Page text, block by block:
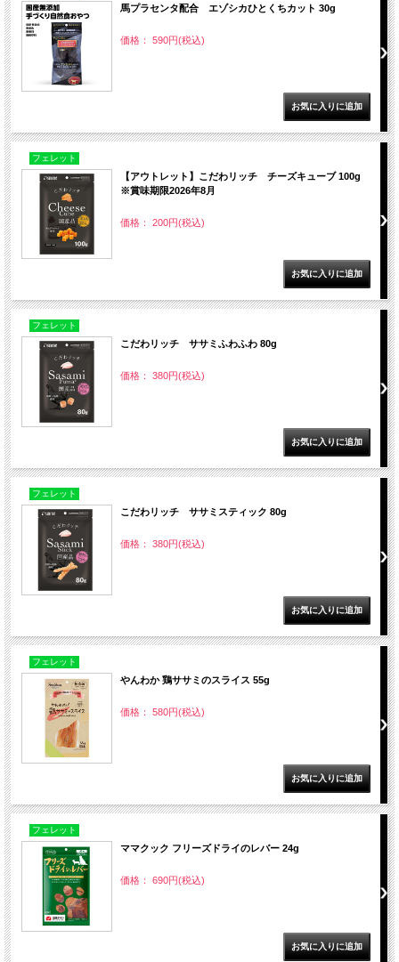
馬プラセンタ配合 エゾシカひとくちカット 30g
価格： 590円(税込)
フェレット
【アウトレット】こだわリッチ チーズキューブ 100g
※賞味期限2026年8月
価格： 200円(税込)
フェレット
こだわリッチ ササミふわふわ 80g
価格： 380円(税込)
フェレット
こだわリッチ ササミスティック 80g
価格： 380円(税込)
フェレット
やんわか 鶏ササミのスライス 55g
価格： 580円(税込)
フェレット
ママクック フリーズドライのレバー 24g
価格： 690円(税込)